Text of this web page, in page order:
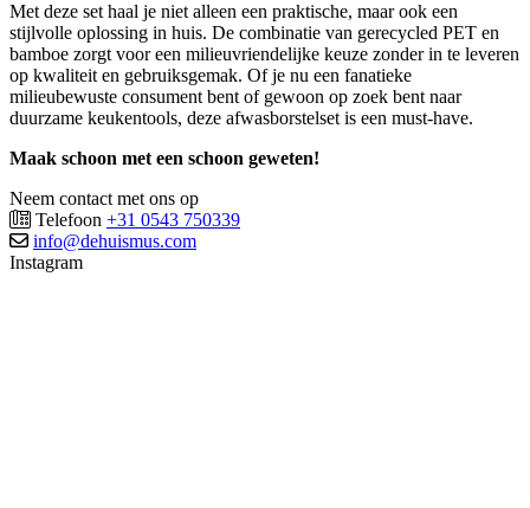
Met deze set haal je niet alleen een praktische, maar ook een
stijlvolle oplossing in huis. De combinatie van gerecycled PET en
bamboe zorgt voor een milieuvriendelijke keuze zonder in te leveren
op kwaliteit en gebruiksgemak. Of je nu een fanatieke
milieubewuste consument bent of gewoon op zoek bent naar
duurzame keukentools, deze afwasborstelset is een must-have.
Maak schoon met een schoon geweten!
Neem contact met ons op
Telefoon +31 0543 750339
info@dehuismus.com
Instagram